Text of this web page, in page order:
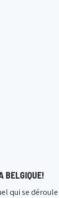
BELGIQUE!
qui se